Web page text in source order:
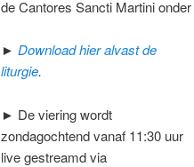
de Cantores Sancti Martini
► Download hier alvast de
liturgie.
► De viering wordt
zondagochtend vanaf 11:30 uur
live gestreamd via